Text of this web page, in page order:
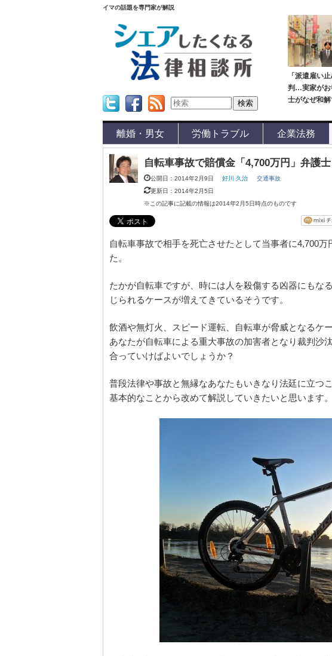
イマの話題を専門家が解説
「派遣雇い
判…実家がお
士がなぜ和解
離婚・男女 労働トラブル 企業法務
自転車事故で賠償金「4,700万円」弁護
公開日：2014年2月9日 好川 久治
交通事故
更新日：2014年2月5日
※この記事に記載の情報は2014年2月5日時点のものです
自転車事故で相手を死亡させたとして当事者に4,700
た。
たかが自転車ですが、時には人を殺傷する凶器にもな
じられるケースが増えてきているそうです。
飲酒や無灯火、スピード運転、自転車が脅威となるケ
あなたが自転車による重大事故の加害者となり裁判沙
合っていけばよいでしょうか？
普段法律や事故と無縁なあなたもいきなり法廷に立つ
基本的なことから改めて解説していきたいと思います。